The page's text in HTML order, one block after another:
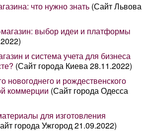
что нужно знать (Сайт Львова
магазин: выбор идеи и платформы
и система учета для бизнеса
(Сайт города Киева 28.11.2022)
новогоднего и рождественского
коммерции (Сайт города Одесса
для изготовления
города Ужгород 21.09.2022)